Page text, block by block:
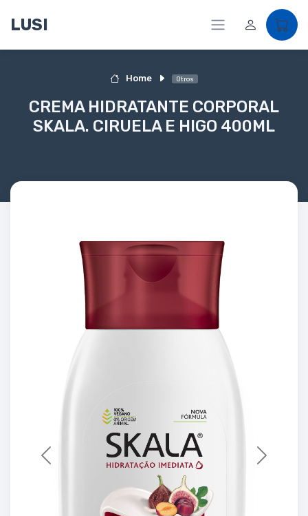
LUSI
Home Otros
CREMA HIDRATANTE CORPORAL
SKALA. CIRUELA E HIGO 400ML
Previous Next